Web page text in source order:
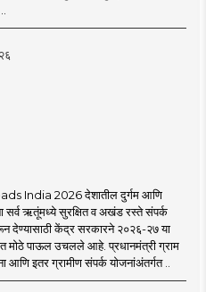
India 2026 देशातील दुर्गम आणि
सर्व ऋतूंमध्ये सुरक्षित व अखंड रस्ते संपर्क
देण्यासाठी केंद्र सरकारने २०२६-२७ या
मोठे पाऊल उचलले आहे. प्रधानमंत्री ग्राम
इतर ग्रामीण संपर्क योजनांअंतर्गत ..